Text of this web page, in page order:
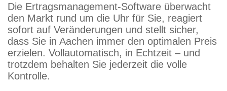
Die Ertragsmanagement-Software überwacht
den Markt rund um die Uhr für Sie, reagiert
sofort auf Veränderungen und stellt sicher,
dass Sie in Aachen immer den optimalen Preis
erzielen. Vollautomatisch, in Echtzeit – und
trotzdem behalten Sie jederzeit die volle
Kontrolle.